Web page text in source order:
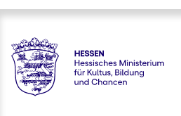
Hessen - Hessisches